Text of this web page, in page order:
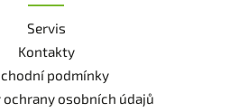
Servis
Kontakty
podmínky
ochrany osobních údajů